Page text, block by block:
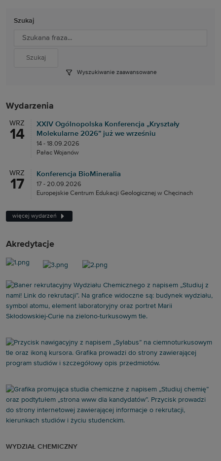
WYDZIAŁ CHEMICZNY
Szukaj
Wyszukiwanie zaawansowane
Wydarzenia
WRZ
14
XXIV Ogólnopolska Konferencja „Kryształy
Molekularne 2026” już we wrześniu
14 - 18.09.2026
Pałac Wojanów
WRZ
17
Konferencja BioMineralia
17 - 20.09.2026
Europejskie Centrum Edukacji Geologicznej w Chęcinach
więcej wydarzeń
Akredytacje